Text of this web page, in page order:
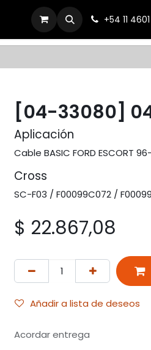
Contacto +54 11 4601
[04-33080]
Aplicación
Cable BASIC FORD ESCORT
Cross
SC-F03 / F00099C072 /
$ 22.867,08
Añadir a lista de deseos
Acordar entrega